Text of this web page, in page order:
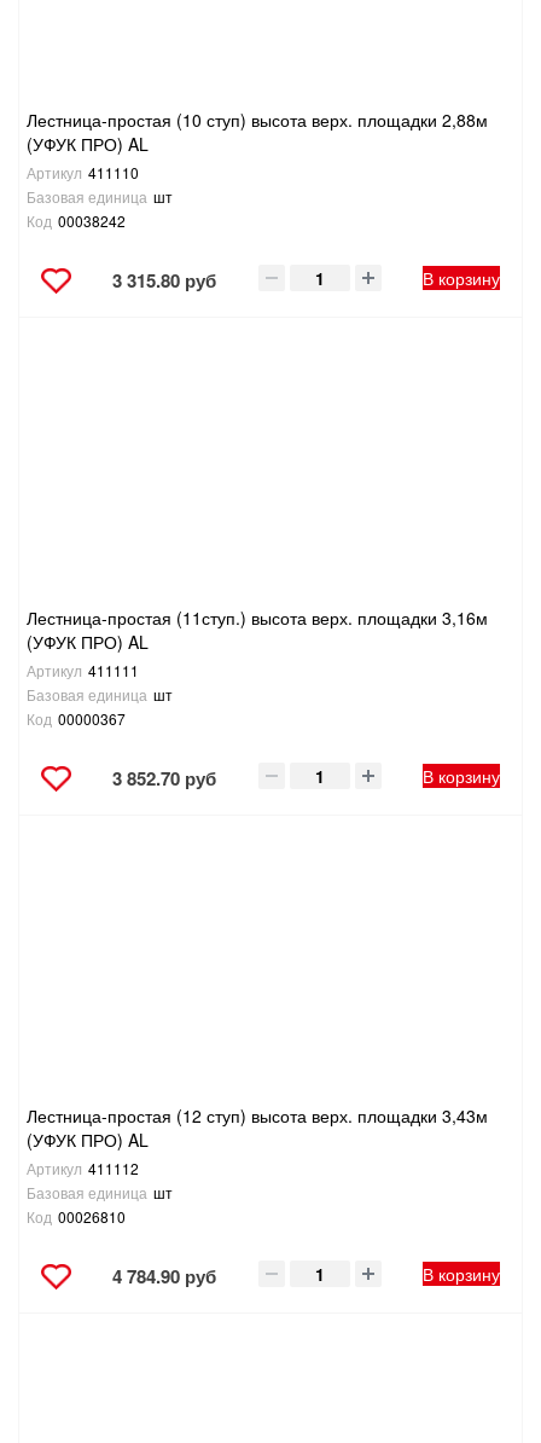
Лестница-простая (10 ступ) высота верх. площадки 2,88м
(УФУК ПРО) AL
Артикул 411110
Базовая единица шт
Код 00038242
3 315.80 руб В корзину
Лестница-простая (11ступ.) высота верх. площадки 3,16м
(УФУК ПРО) AL
Артикул 411111
Базовая единица шт
Код 00000367
3 852.70 руб В корзину
Лестница-простая (12 ступ) высота верх. площадки 3,43м
(УФУК ПРО) AL
Артикул 411112
Базовая единица шт
Код 00026810
4 784.90 руб В корзину